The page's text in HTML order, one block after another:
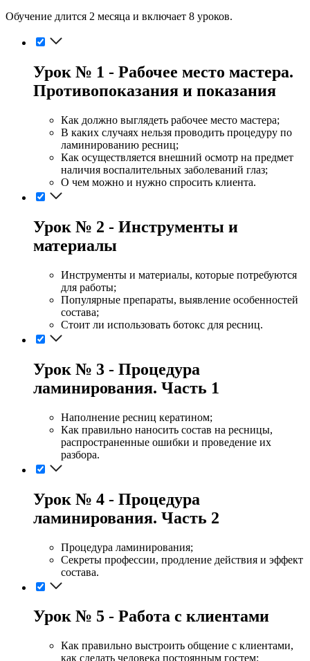
Обучение длится 2 месяца и включает 8 уроков.
Урок № 1 - Рабочее место мастера.
Противопоказания и показания
Как должно выглядеть рабочее место мастера;
В каких случаях нельзя проводить процедуру по
ламинированию ресниц;
Как осуществляется внешний осмотр на предмет
наличия воспалительных заболеваний глаз;
О чем можно и нужно спросить клиента.
Урок № 2 - Инструменты и
материалы
Инструменты и материалы, которые потребуются
для работы;
Популярные препараты, выявление особенностей
состава;
Стоит ли использовать ботокс для ресниц.
Урок № 3 - Процедура
ламинирования. Часть 1
Наполнение ресниц кератином;
Как правильно наносить состав на ресницы,
распространенные ошибки и проведение их
разбора.
Урок № 4 - Процедура
ламинирования. Часть 2
Процедура ламинирования;
Секреты профессии, продление действия и эффект
состава.
Урок № 5 - Работа с клиентами
Как правильно выстроить общение с клиентами,
как сделать человека постоянным гостем;